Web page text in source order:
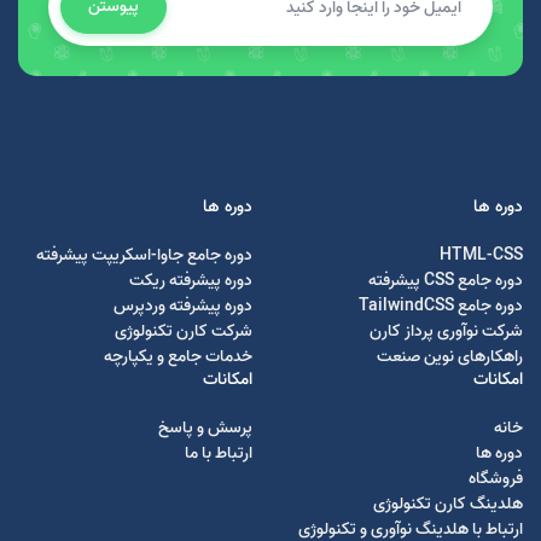
پیوستن
دوره ها
HTML-CSS
دوره جامع CSS پیشرفته
دوره جامع TailwindCSS
شرکت نوآوری پرداز کارن
راهکارهای نوین صنعت
دوره ها
دوره جامع جاوا-اسکریپت پیشرفته
دوره پیشرفته ریکت
دوره پیشرفته وردپرس
شرکت کارن تکنولوژی
خدمات جامع و یکپارچه
امکانات
خانه
دوره ها
فروشگاه
هلدینگ کارن تکنولوژی
ارتباط با هلدینگ نوآوری و تکنولوژی
امکانات
پرسش و پاسخ
ارتباط با ما